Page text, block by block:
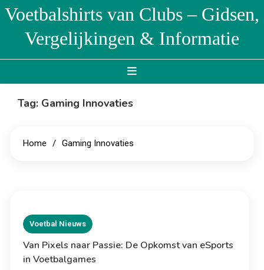
Skip
content
Voetbalshirts van Clubs – Gidsen,
Vergelijkingen & Informatie
Tag: Gaming Innovaties
Home Gaming Innovaties
Voetbal Nieuws
Van Pixels naar Passie: De Opkomst van eSports
in Voetbalgames